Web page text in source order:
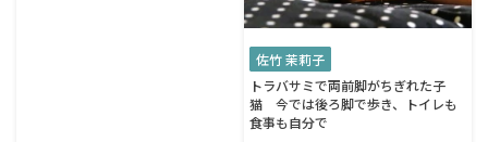
佐竹 茉莉子
トラバサミで両前脚がちぎれた子
猫 今では後ろ脚で歩き、トイレも
食事も自分で